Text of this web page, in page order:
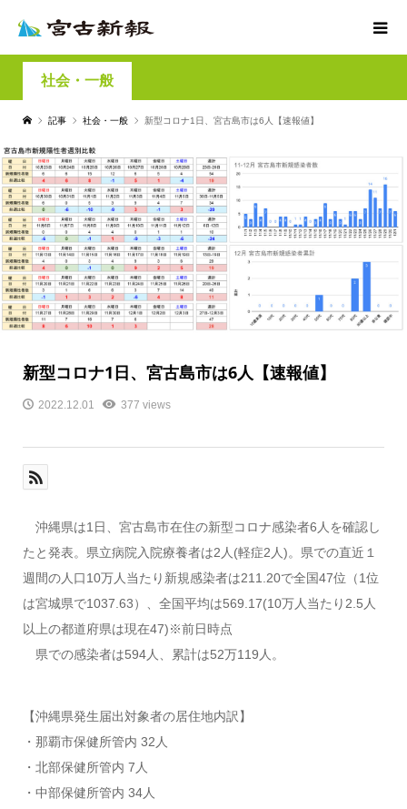
社会・一般
記事 社会・一般 新型コロナ1日、宮古島市は6人【速報値】
新型コロナ1日、宮古島市は6人【速報値】
2022.12.01 377 views
沖縄県は1日、宮古島市在住の新型コロナ感染者6人を確認し
たと発表。県立病院入院療養者は2人(軽症2人)。県での直近１
週間の人口10万人当たり新規感染者は211.20で全国47位（1位
は宮城県で1037.63）、全国平均は569.17(10万人当たり2.5人
以上の都道府県は現在47)※前日時点
県での感染者は594人、累計は52万119人。
【沖縄県発生届出対象者の居住地内訳】
・那覇市保健所管内 32人
・北部保健所管内 7人
・中部保健所管内 34人